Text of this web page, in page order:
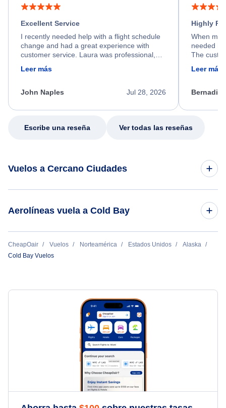
Excellent Service
I recently needed help with a flight schedule
change and had a great experience with
customer service. Laura was professional,
friendly, and very helpful throughout the
process. She quickly found a solution and
appreciate her excellent service.
Leer más
Jul 28, 2026
John Naples
Highly
When my
needed
The
calm,
my issue.
Leer más
Escribe una reseña Ver todas las reseñas
Vuelos a Cercano Ciudades
Laguna Nelson Vuelos
Aerolíneas vuela a Cold Bay
Era Aviation
CheapOair Vuelos Norteamérica Estados Unidos
Alaska
Cold Bay Vuelos